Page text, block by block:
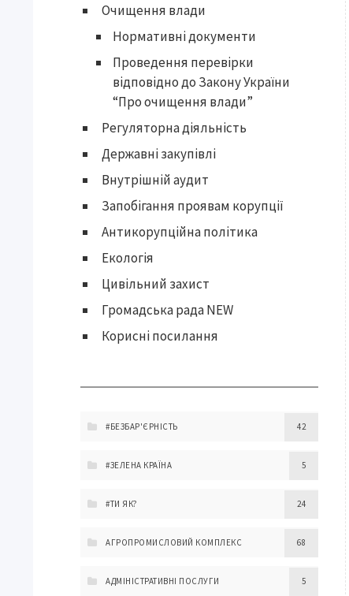
Очищення влади
Нормативні документи
Проведення перевірки
відповідно до Закону України
“Про очищення влади”
Регуляторна діяльність
Державні закупівлі
Внутрішній аудит
Запобігання проявам корупції
Антикорупційна політика
Екологія
Цивільний захист
Громадська рада NEW
Корисні посилання
#БЕЗБАР'ЄРНІСТЬ 42
#ЗЕЛЕНА КРАЇНА 5
#ТИ ЯК? 24
АГРОПРОМИСЛОВИЙ КОМПЛЕКС 68
АДМІНІСТРАТИВНІ ПОСЛУГИ 5